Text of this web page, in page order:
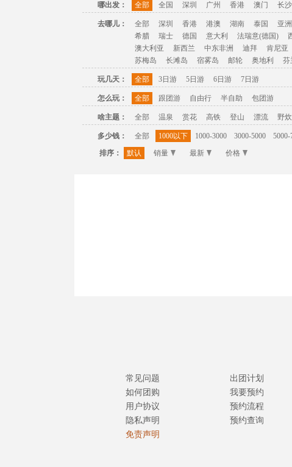
哪出发： 全部 全国 深圳 广州 香港 澳门 长沙
去哪儿： 全部 深圳 香港 港澳 湖南 泰国 亚洲
希腊
瑞士 德国 意大利 法瑞意(德国)
澳大利亚
新西兰 中东非洲 迪拜 肯尼亚
苏梅岛
长滩岛 宿雾岛 邮轮 奥地利 芬
玩几天： 全部 3日游 5日游 6日游 7日游
怎么玩： 全部 跟团游 自由行 半自助 包团游
啥主题： 全部 温泉 赏花 高铁 登山 漂流 野炊
多少钱： 全部 1000以下 1000-3000 3000-5000 5000-
排序：
默认 销量 最新 价格
常见问题
如何团购
用户协议
隐私声明
免责声明
出团计划
我要预约
预约流程
预约查询